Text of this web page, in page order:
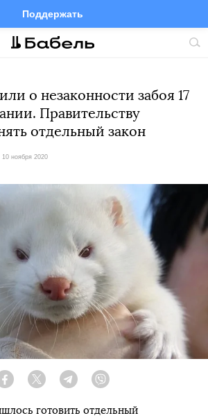
Поддержать
FacebookTelegramTwitter
о незаконности забоя 17
Правительству
отдельный закон
10 ноября 2020
Facebook Twitter Telegram
готовить отдельный